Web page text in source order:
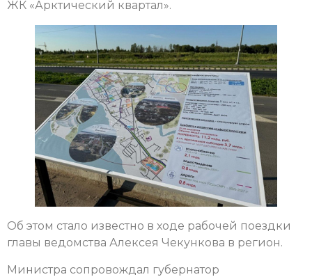
ЖК «Арктический квартал».
Об этом стало известно в ходе рабочей поездки
главы ведомства Алексея Чекункова в регион.
Министра сопровождал губернатор